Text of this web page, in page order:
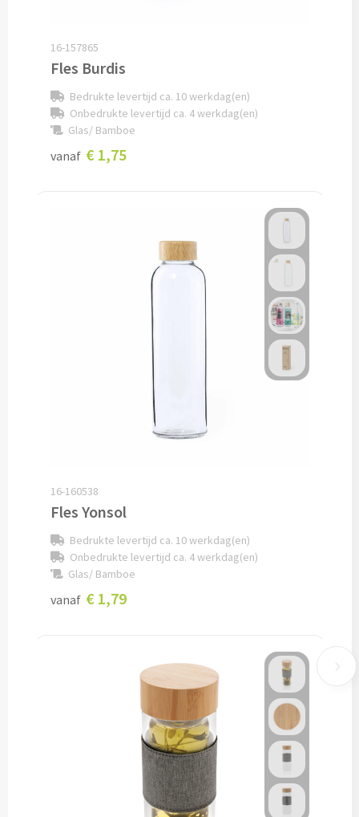
Lunchboxen bedrukken
Lunchbekers bedrukken
Voedselcontainers bedrukken
Snoeppotten bedrukken
Snoepblikken bedrukken
Alle snoep artikelen
Koeken & Chips
Pepernoten & Strooigoed
Schrijfwaren & Kantoorartikelen
16-157865
Fles Burdis
Bedrukte levertijd ca. 10 werkdag(en)
Onbedrukte levertijd ca. 4 werkdag(en)
Glas/ Bamboe
vanaf € 1,75
16-160538
Fles Yonsol
Bedrukte levertijd ca. 10 werkdag(en)
Onbedrukte levertijd ca. 4 werkdag(en)
Glas/ Bamboe
vanaf € 1,79